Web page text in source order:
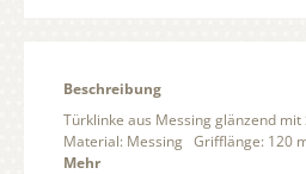
Beschreibung
Türklinke aus Messing glänzend mit
Material: Messing Grifflänge: 120
Mehr